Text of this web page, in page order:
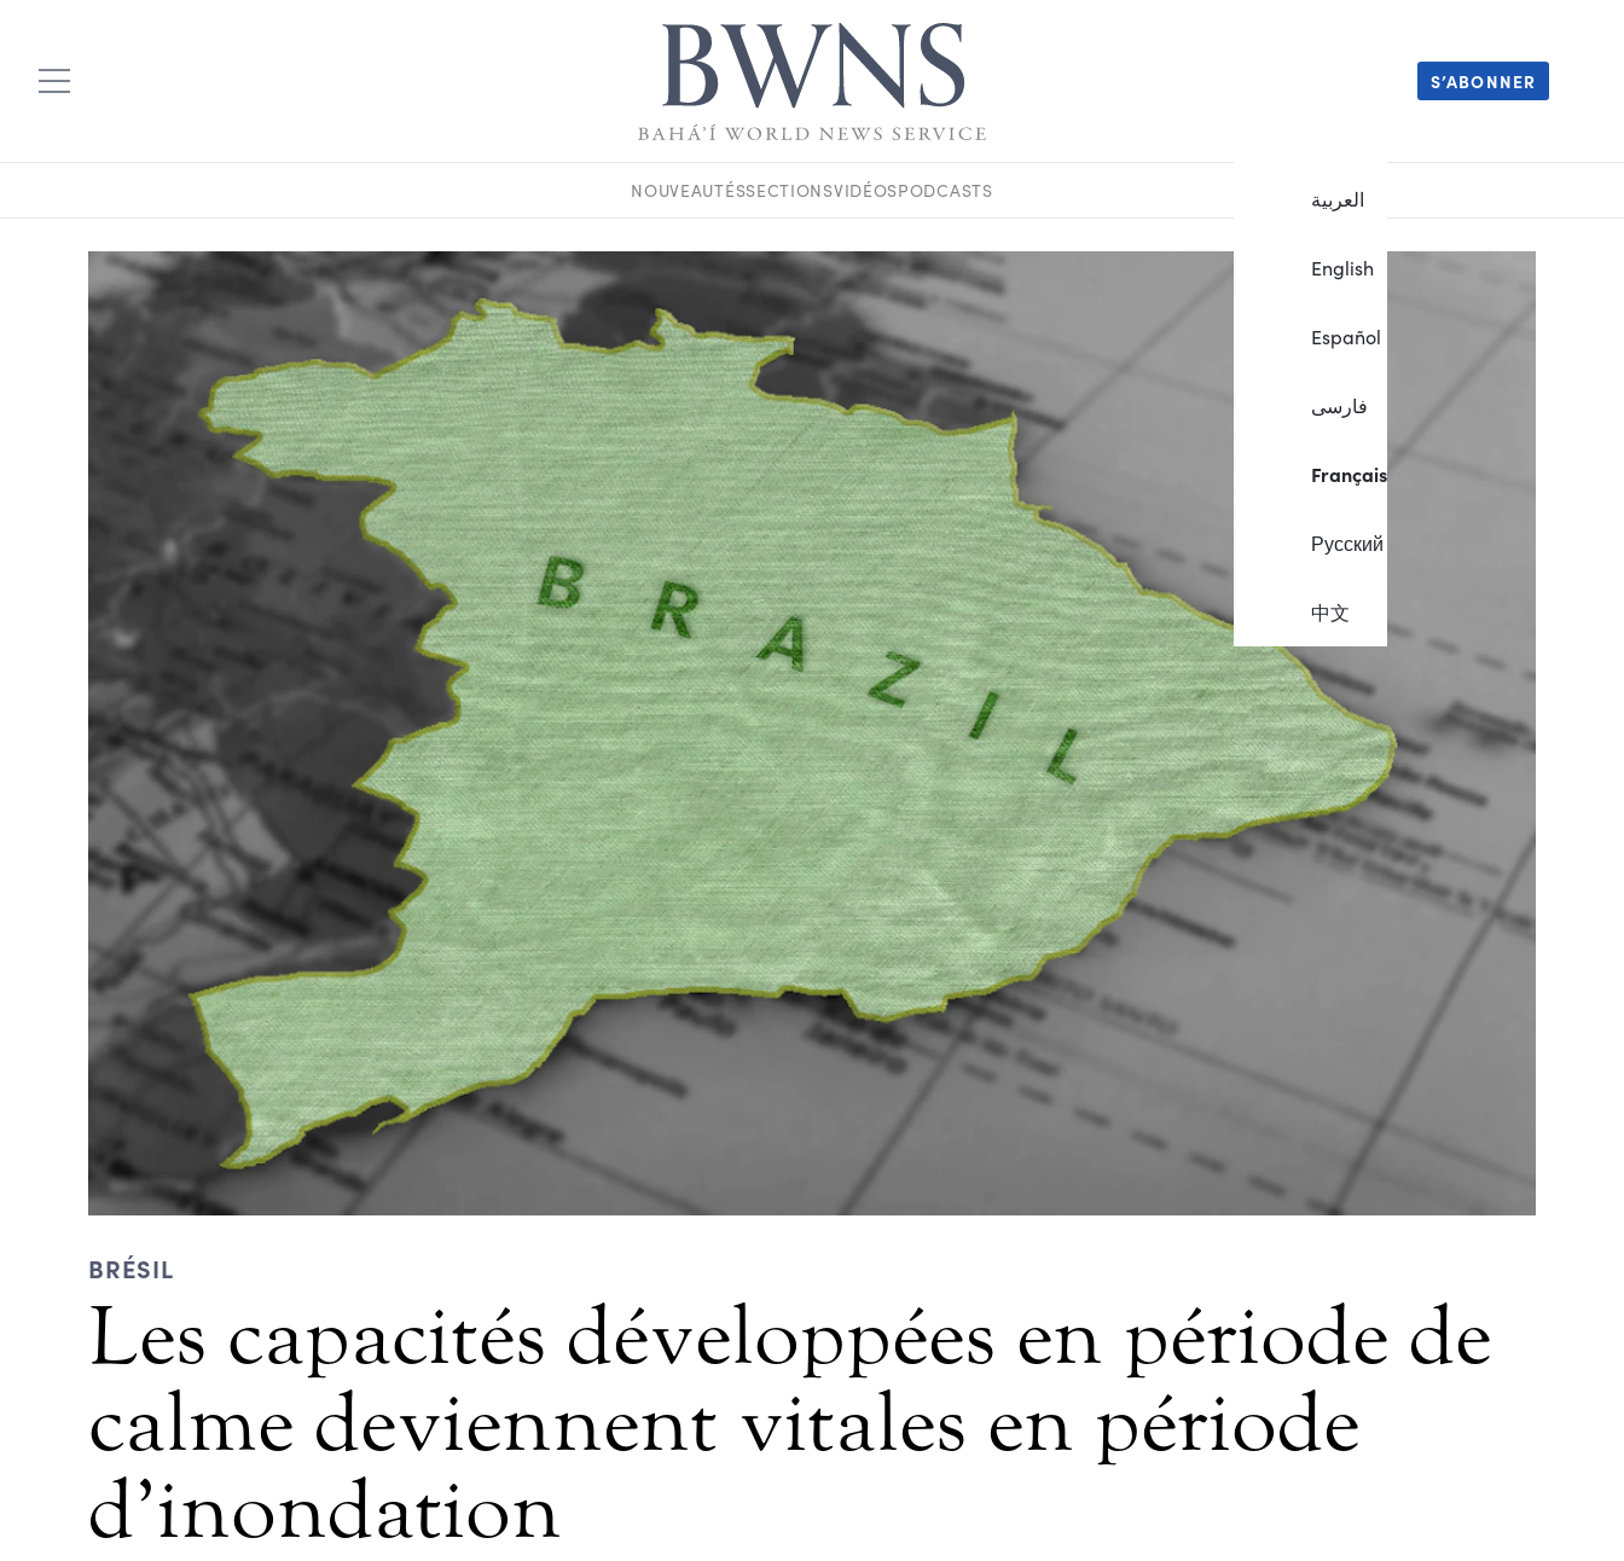
العربية
English
Español
فارسی
Français
Русский
中文
S’ABONNER
NOUVEAUTÉSSECTIONSVIDÉOSPODCASTS
BRÉSIL
Les capacités développées en période de
calme deviennent vitales en période
d’inondation